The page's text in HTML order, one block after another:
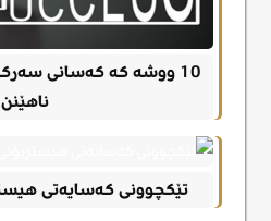
10 ووشە کە کەسانی
ناهێنن
تێکچوونی کەسایەتی